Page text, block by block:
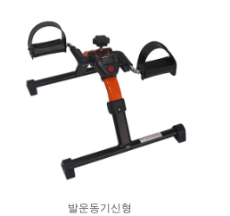
발운동기신형